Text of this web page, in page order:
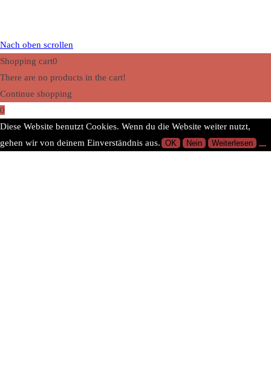
Nach oben scrollen
Shopping cart0
There are no products in the cart!
Continue shopping
0
Diese Website benutzt Cookies. Wenn du die Website weiter nutzt,
gehen wir von deinem Einverständnis aus. OK Nein Weiterlesen